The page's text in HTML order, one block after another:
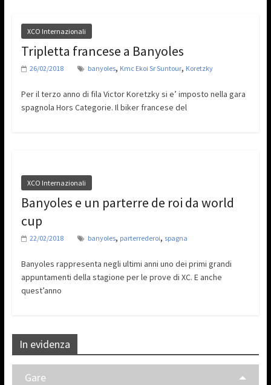
XCO Internazionali
Tripletta francese a Banyoles
26/02/2018 banyoles, Kmc Ekoi Sr Suntour, Koretzky
Per il terzo anno di fila Victor Koretzky si e’ imposto nella gara
spagnola Hors Categorie. Il biker francese del
XCO Internazionali
Banyoles e un parterre de roi da world
cup
22/02/2018 banyoles, parterrederoi, spagna
Banyoles rappresenta negli ultimi anni uno dei primi grandi
appuntamenti della stagione per le prove di XC. E anche
quest’anno
In evidenza
Gare